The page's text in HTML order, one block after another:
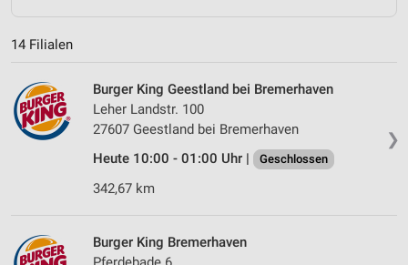
14 Filialen
❯
Burger King Geestland bei Bremerhaven
Leher Landstr. 100
27607 Geestland bei Bremerhaven
Heute 10:00 - 01:00 Uhr |
Geschlossen
342,67 km
Burger King Bremerhaven